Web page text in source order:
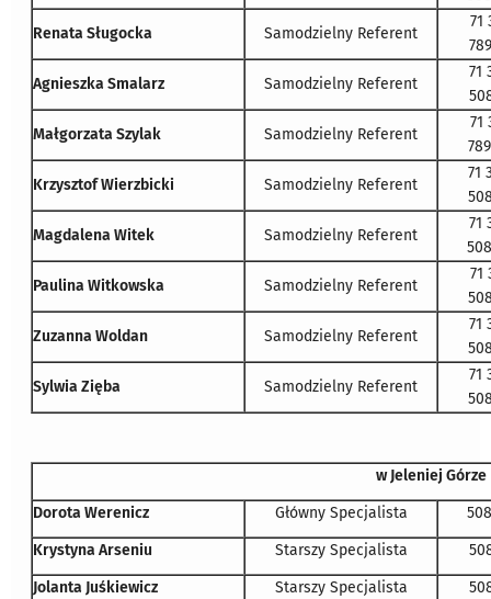
Renata Sługocka Samodzielny Referent
71
Agnieszka Smalarz Samodzielny Referent
71
Małgorzata Szylak Samodzielny Referent
71
Krzysztof Wierzbicki Samodzielny Referent
71
Magdalena Witek Samodzielny Referent
71
Paulina Witkowska Samodzielny Referent
71
Zuzanna Woldan Samodzielny Referent
71
Sylwia Zięba Samodzielny Referent
71
w Jeleniej Górze
Dorota Werenicz
Główny Specjalista
Krystyna Arseniu
Starszy Specjalista
Jolanta Juśkiewicz
Starszy Specjalista